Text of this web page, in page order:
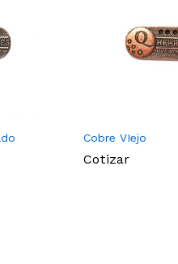
Cobre VIejo
Cotizar